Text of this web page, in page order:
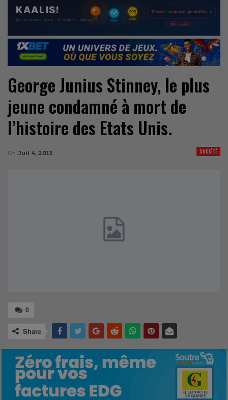
George Junius Stinney, le plus
jeune condamné à mort de
l’histoire des Etats Unis.
SOCIÉTÉ
On Juil 4, 2013
0
Share